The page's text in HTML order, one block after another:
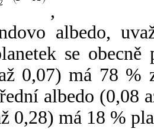
,
albedo,
se
0,07) má 78 %
albedo (0,08
0,28) má 18 %